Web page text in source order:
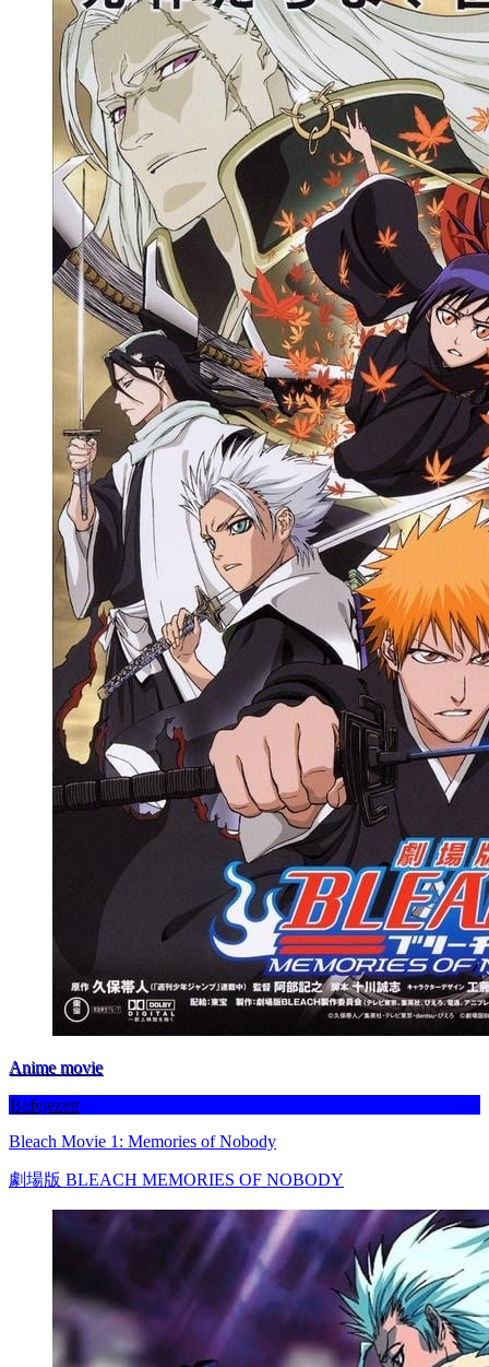
Anime movie
Befejezett
Bleach Movie 1: Memories of Nobody
劇場版 BLEACH MEMORIES OF NOBODY